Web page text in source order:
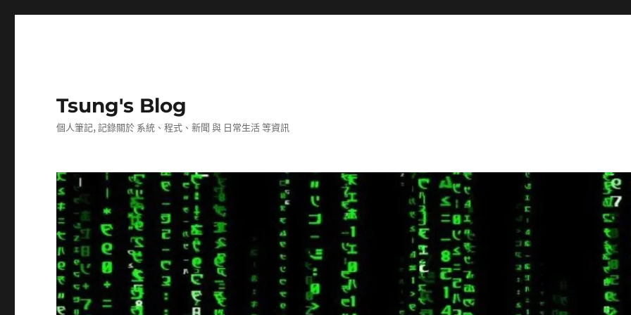
Tsung's Blog
個人筆記, 記錄關於 系統、程式、新聞 與 日常生活 等資訊